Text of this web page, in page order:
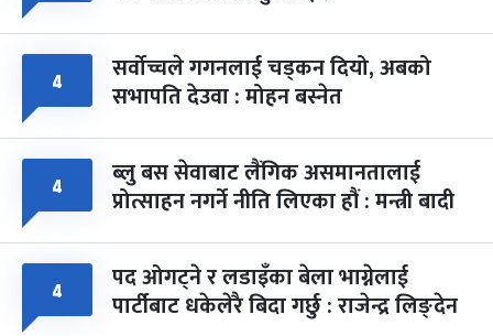
४ सर्वोच्चले गगनलाई चड्कन दियो, अबको
सभापति देउवा : मोहन बस्नेत
४ ब्लु बस सेवाबाट लैंगिक असमानतालाई
प्रोत्साहन नगर्ने नीति लिएका हौं : मन्त्री बादी
४ पद ओगट्ने र लडाइँका बेला भाग्नेलाई
पार्टीबाट धकेलेरै बिदा गर्छु : राजेन्द्र लिङ्देन